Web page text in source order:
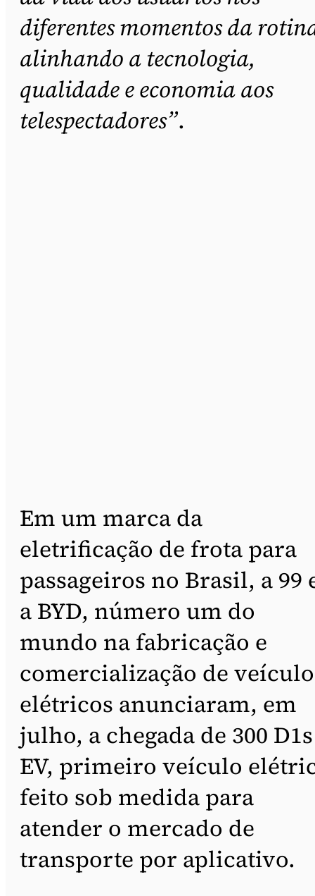
diferentes momentos da
alinhando a tecnologia,
qualidade e economia aos
telespectadores”.
Em um marca da
eletrificação de frota para
passageiros no Brasil, a 99
a BYD, número um do
mundo na fabricação e
comercialização de
elétricos anunciaram, em
julho, a chegada de 300 D1s
EV, primeiro veículo
feito sob medida para
atender o mercado de
transporte por aplicativo.